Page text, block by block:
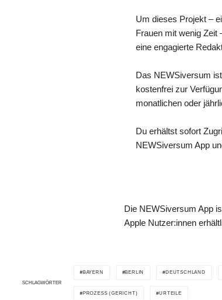
Um dieses Projekt –
Frauen mit wenig Zeit
eine engagierte
Das NEWSiversum
kostenfrei zur
monatlichen oder
Du erhältst sofort
NEWSiversum App
Die NEWSiversum App
Apple Nutzer:innen
SCHLAGWÖRTER
BAYERN BERLIN DEUTSCHLAND
PROZESS (GERICHT) URTEILE